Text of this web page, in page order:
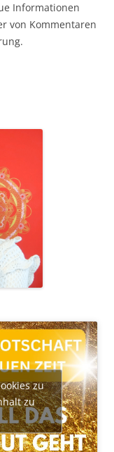
Informationen
von Kommentaren
zu
zu